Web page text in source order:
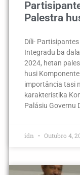
Palestra
Díli-
Integradu ba
2024, hetan
husi
importância tasi
karakterístika
Palásiu Governu
idn Outubro 4,